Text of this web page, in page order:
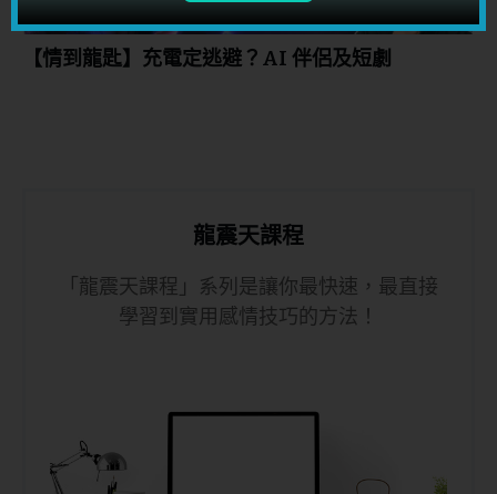
【情到龍匙】充電定逃避？AI 伴侶及短劇
龍震天課程
「龍震天課程」系列是讓你最快速，最直接
學習到實用感情技巧的方法！